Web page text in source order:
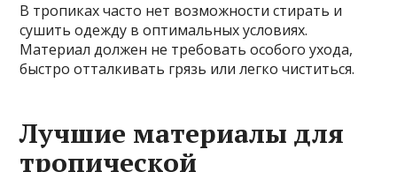
В тропиках часто нет возможности стирать и
сушить одежду в оптимальных условиях.
Материал должен не требовать особого ухода,
быстро отталкивать грязь или легко чиститься.
Лучшие материалы для
тропической